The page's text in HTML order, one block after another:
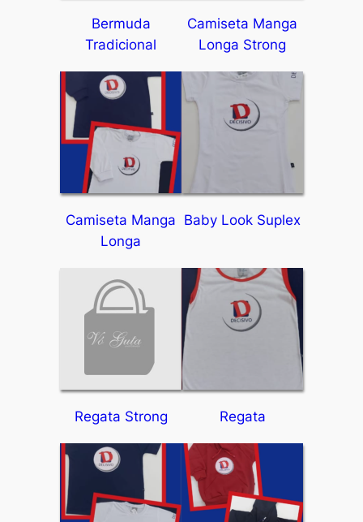
Bermuda
Tradicional
Camiseta Manga
Longa Strong
Camiseta Manga
Longa
Baby Look Suplex
Regata Strong Regata